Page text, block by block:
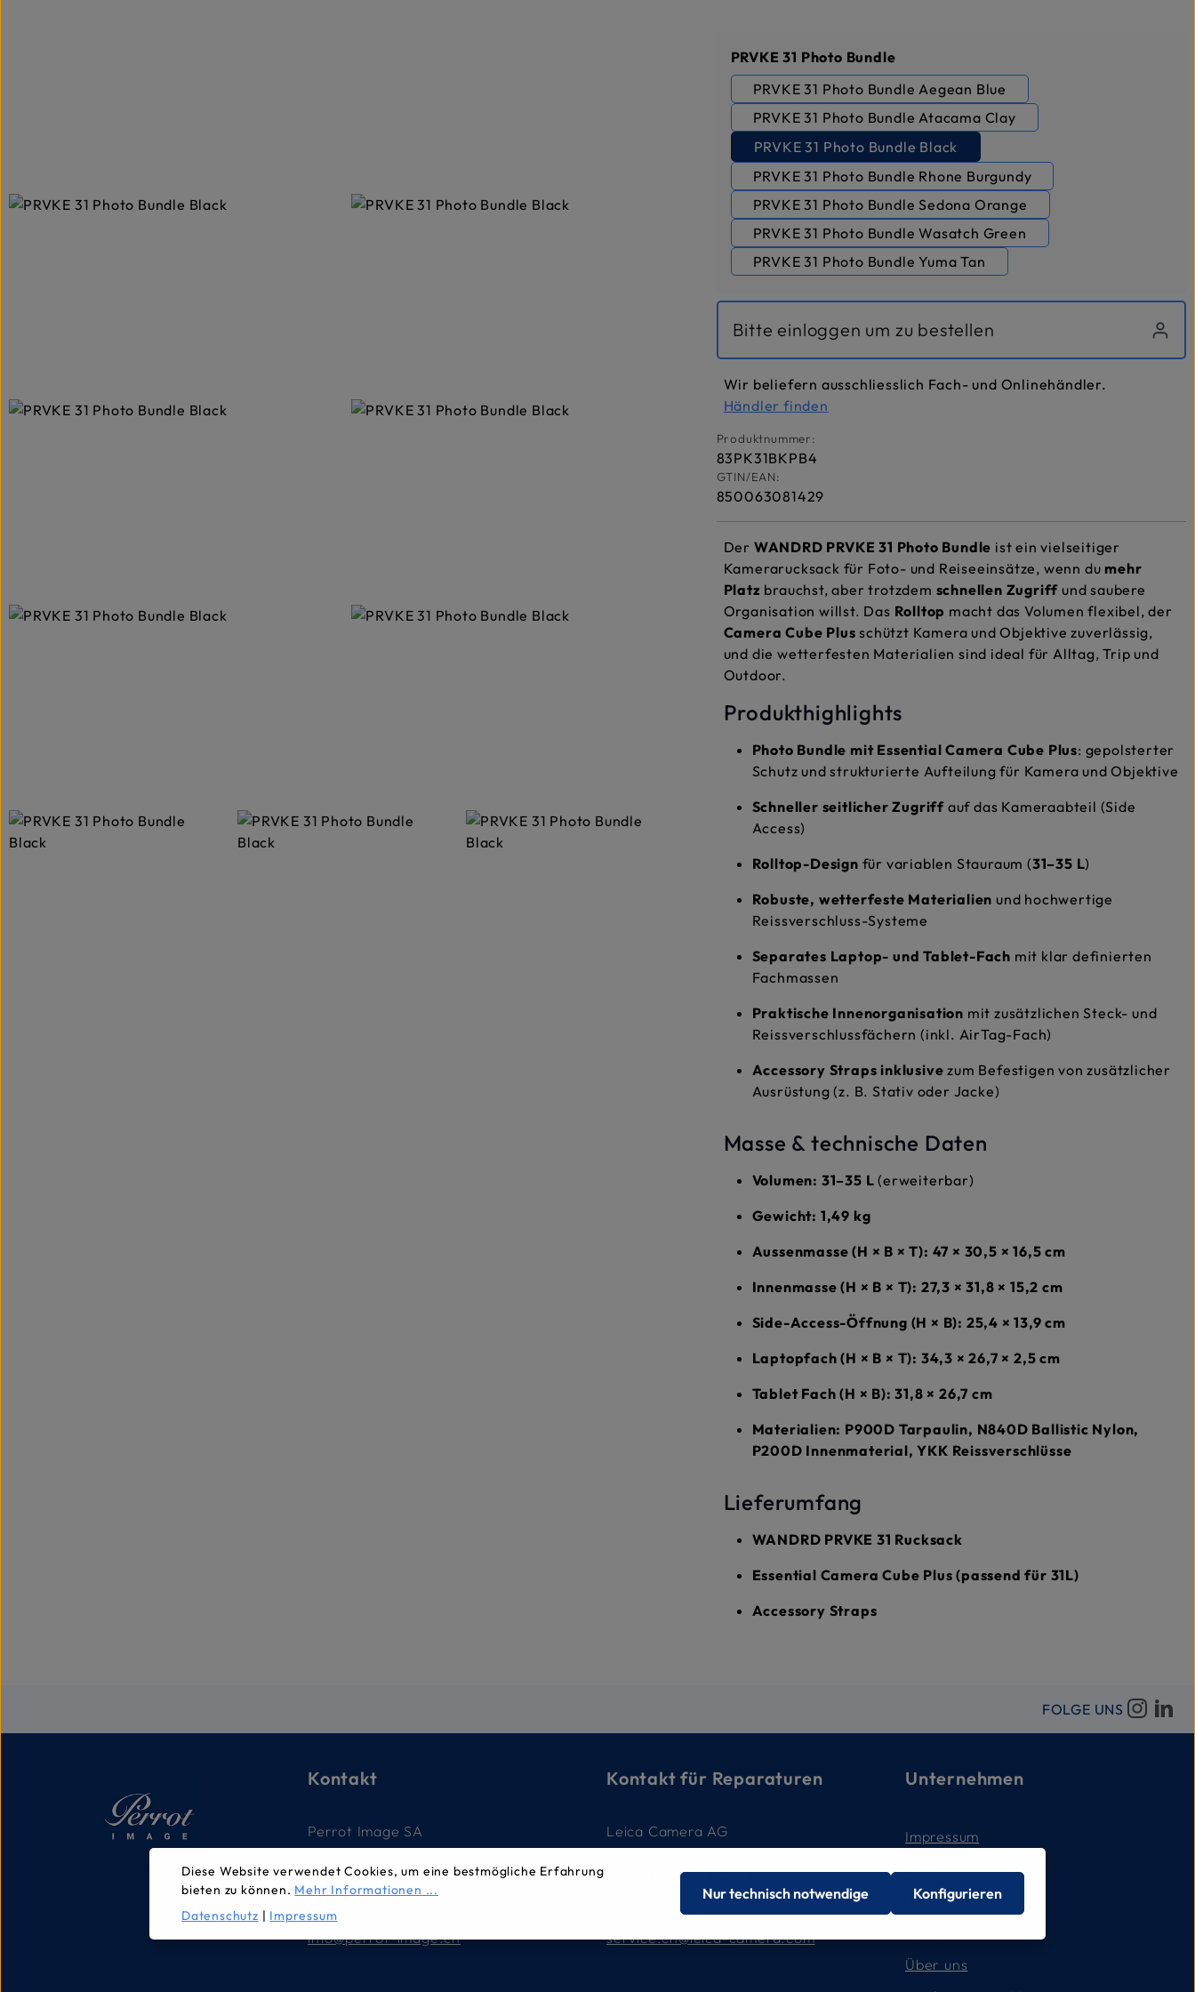
PRVKE 31 Photo Bundleauswählen
PRVKE 31 Photo Bundle Aegean Blue
PRVKE 31 Photo Bundle Atacama Clay
PRVKE 31 Photo Bundle Black
PRVKE 31 Photo Bundle Rhone Burgundy
PRVKE 31 Photo Bundle Sedona Orange
PRVKE 31 Photo Bundle Wasatch Green
PRVKE 31 Photo Bundle Yuma Tan
Bitte einloggen um zu bestellen
Wir beliefern ausschliesslich Fach- und Onlinehändler.
Händler finden
Produktnummer:
83PK31BKPB4
GTIN/EAN:
850063081429
Der WANDRD PRVKE 31 Photo Bundle ist ein vielseitiger
Kamerarucksack für Foto- und Reiseeinsätze, wenn du mehr
Platz brauchst, aber trotzdem schnellen Zugriff und saubere
Organisation willst. Das Rolltop macht das Volumen flexibel, der
Camera Cube Plus schützt Kamera und Objektive zuverlässig,
und die wetterfesten Materialien sind ideal für Alltag, Trip und
Outdoor.
Produkthighlights
Photo Bundle mit Essential Camera Cube Plus: gepolsterter
Schutz und strukturierte Aufteilung für Kamera und Objektive
Schneller seitlicher Zugriff auf das Kameraabteil (Side
Access)
Rolltop-Design für variablen Stauraum (31–35 L)
Robuste, wetterfeste Materialien und hochwertige
Reissverschluss-Systeme
Separates Laptop- und Tablet-Fach mit klar definierten
Fachmassen
Praktische Innenorganisation mit zusätzlichen Steck- und
Reissverschlussfächern (inkl. AirTag-Fach)
Accessory Straps inklusive zum Befestigen von zusätzlicher
Ausrüstung (z. B. Stativ oder Jacke)
Masse & technische Daten
Volumen: 31–35 L (erweiterbar)
Gewicht: 1,49 kg
Aussenmasse (H × B × T): 47 × 30,5 × 16,5 cm
Innenmasse (H × B × T): 27,3 × 31,8 × 15,2 cm
Side-Access-Öffnung (H × B): 25,4 × 13,9 cm
Laptopfach (H × B × T): 34,3 × 26,7 × 2,5 cm
Tablet Fach (H × B): 31,8 × 26,7 cm
Materialien: P900D Tarpaulin, N840D Ballistic Nylon,
P200D Innenmaterial, YKK Reissverschlüsse
Lieferumfang
WANDRD PRVKE 31 Rucksack
Essential Camera Cube Plus (passend für 31L)
Accessory Straps
FOLGE UNS
Kontakt
Perrot Image SA
Hauptstrasse 104
2560 Nidau, Schweiz
032 332 79 79
info@perrot-image.ch
Kontakt für Reparaturen
Leica Camera AG
Hauptstrasse 104
2560 Nidau, Schweiz
032 332 90 90
service.ch@leica-camera.com
Unternehmen
Impressum
AGB
Datenschutz
Über uns
Diese Website verwendet Cookies, um eine bestmögliche Erfahrung
bieten zu können. Mehr Informationen ...
Datenschutz | Impressum
Nur technisch notwendige Konfigurieren